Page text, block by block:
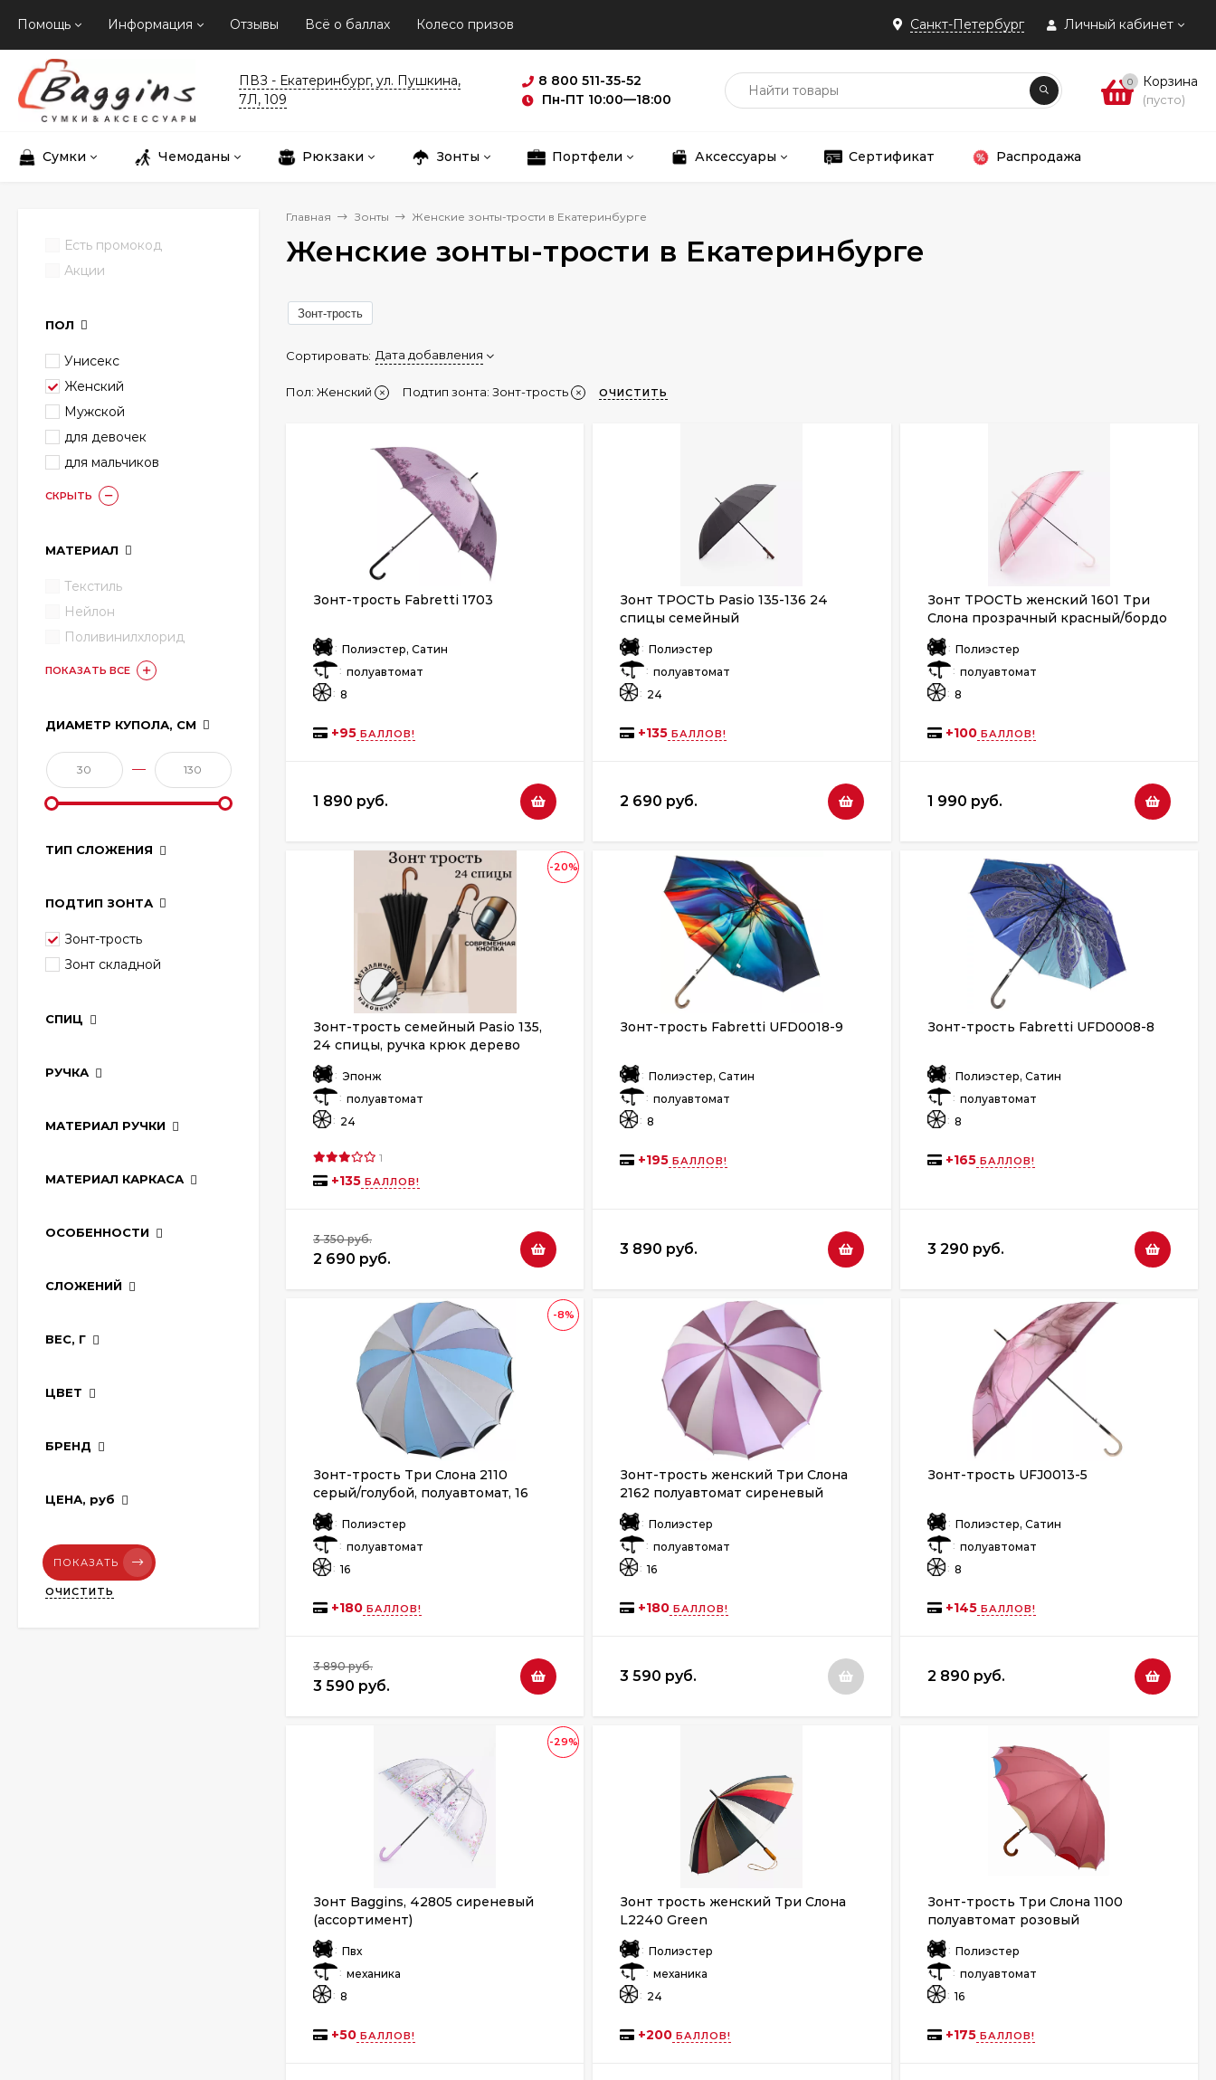
Санкт-Петербург Личный кабинет
Помощь Информация Отзывы Всё о баллах Колесо призов
ПВЗ - Екатеринбург, ул. Пушкина,
7Л, 109
8 800 511-35-52
Пн-ПТ 10:00—18:00
0 Корзина
(пусто)
Сумки Чемоданы Рюкзаки Зонты Портфели Аксессуары Сертификат Распродажа
Главная Зонты Женские зонты-трости в Екатеринбурге
Женские зонты-трости в Екатеринбурге
Зонт-трость
Сортировать: Дата добавления
Пол: Женский Подтип зонта: Зонт-трость ОЧИСТИТЬ
Зонт-трость Fabretti 1703
: Полиэстер, Сатин
: полуавтомат
: 8
+95 БАЛЛОВ!
1 890 руб.
Зонт ТРОСТЬ Pasio 135-136 24
спицы семейный
: Полиэстер
: полуавтомат
: 24
+135 БАЛЛОВ!
2 690 руб.
Зонт ТРОСТЬ женский 1601 Три
Слона прозрачный красный/бордо
: Полиэстер
: полуавтомат
: 8
+100БАЛЛОВ!
1 990 руб.
-20%
Зонт-трость семейный Pasio 135,
24 спицы, ручка крюк дерево
: Эпонж
: полуавтомат
: 24
1
+135 БАЛЛОВ!
3 350 руб.
2 690 руб.
Зонт-трость Fabretti UFD0018-9
: Полиэстер, Сатин
: полуавтомат
: 8
+195 БАЛЛОВ!
3 890 руб.
Зонт-трость Fabretti UFD0008-8
: Полиэстер, Сатин
: полуавтомат
: 8
+165БАЛЛОВ!
3 290 руб.
-8%
Зонт-трость Три Слона 2110
серый/голубой, полуавтомат, 16
спиц
: Полиэстер
: полуавтомат
: 16
+180 БАЛЛОВ!
3 890 руб.
3 590 руб.
Зонт-трость женский Три Слона
2162 полуавтомат сиреневый
: Полиэстер
: полуавтомат
: 16
+180 БАЛЛОВ!
3 590 руб.
Зонт-трость UFJ0013-5
: Полиэстер, Сатин
: полуавтомат
: 8
+145БАЛЛОВ!
2 890 руб.
-29%
Зонт Baggins, 42805 сиреневый
(ассортимент)
: Пвх
: механика
: 8
+50 БАЛЛОВ!
Зонт трость женский Три Слона
L2240 Green
: Полиэстер
: механика
: 24
+200 БАЛЛОВ!
Зонт-трость Три Слона 1100
полуавтомат розовый
: Полиэстер
: полуавтомат
: 16
+175БАЛЛОВ!
Есть промокод
Акции
ПОЛ
Унисекс
Женский
Мужской
для девочек
для мальчиков
СКРЫТЬ
МАТЕРИАЛ
Текстиль
Нейлон
Поливинилхлорид
ПОКАЗАТЬ ВСЕ
ДИАМЕТР КУПОЛА, СМ
—
ТИП СЛОЖЕНИЯ
ПОДТИП ЗОНТА
Зонт-трость
Зонт складной
СПИЦ
РУЧКА
МАТЕРИАЛ РУЧКИ
МАТЕРИАЛ КАРКАСА
ОСОБЕННОСТИ
СЛОЖЕНИЙ
ВЕС, Г
ЦВЕТ
БРЕНД
ЦЕНА, руб
ПОКАЗАТЬ
ОЧИСТИТЬ